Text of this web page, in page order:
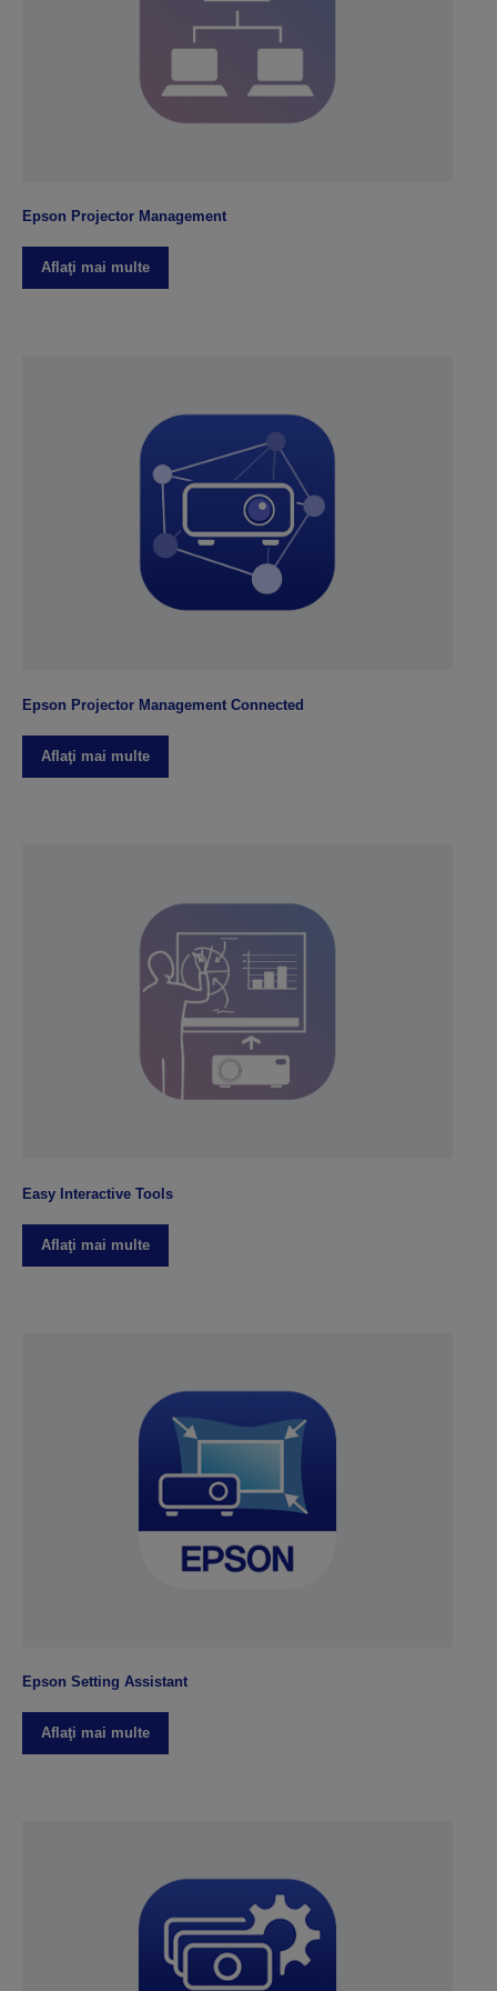
Epson Projector Management
Aflaţi mai multe
Epson Projector Management Connected
Aflaţi mai multe
Easy Interactive Tools
Aflaţi mai multe
Epson Setting Assistant
Aflaţi mai multe